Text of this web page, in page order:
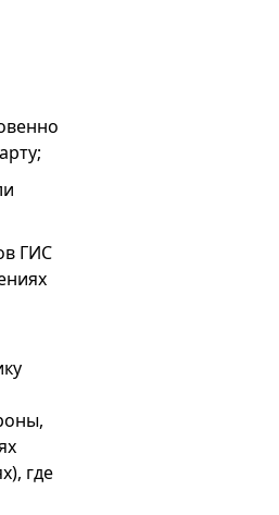
ГИС
где